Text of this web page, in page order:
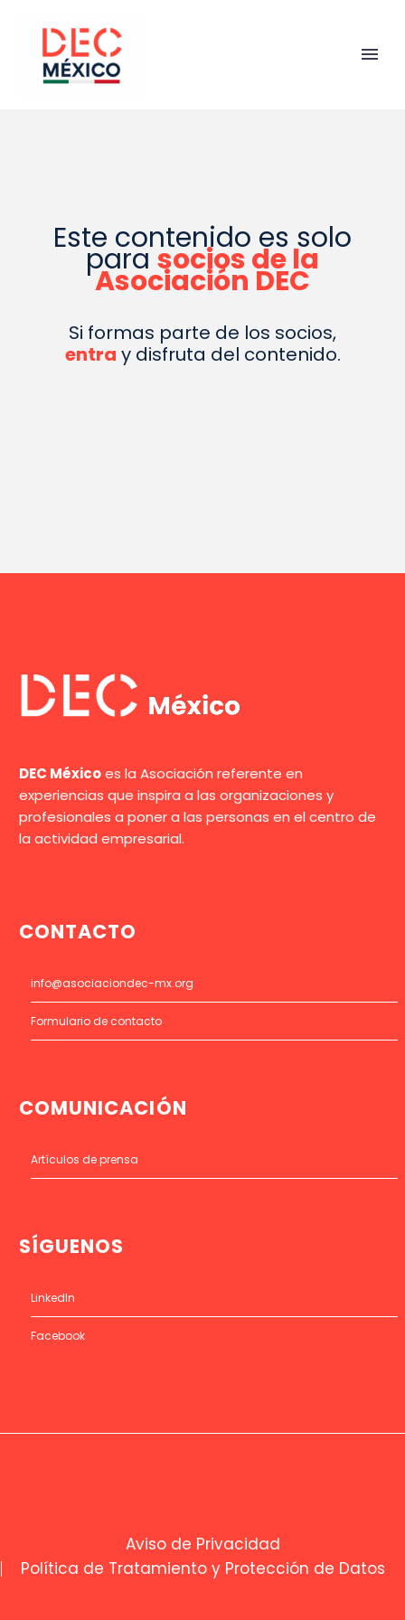
Este contenido es solo
parasocios de la
Asociación DEC
Si formas parte de los socios,
entra y disfruta del contenido.
DEC Méxicoes la Asociación referente en
experiencias que inspira a las organizaciones y
profesionales a poner a las personas en el centro de
la actividad empresarial.
CONTACTO
info@asociaciondec-mx.org
Formulario de contacto
COMUNICACIÓN
Artículos de prensa
SÍGUENOS
LinkedIn
Facebook
Aviso de Privacidad
Política de Tratamiento y Protección de Datos